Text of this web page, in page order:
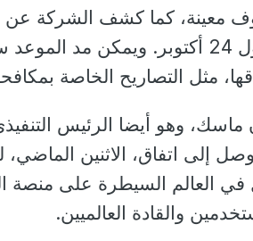
معينة، كما كشف الشركة عن
بحلول 24 أكتوبر. ويمكن مد
مثل التصاريح الخاصة
ماسك، وهو أيضا الرئيس
إلى اتفاق، الاثنين
العالم السيطرة على منصة
والقادة العالميين.